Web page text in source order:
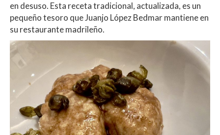
en desuso. Esta receta tradicional, actualizada, es un
pequeño tesoro que Juanjo López Bedmar mantiene en
su restaurante madrileño.